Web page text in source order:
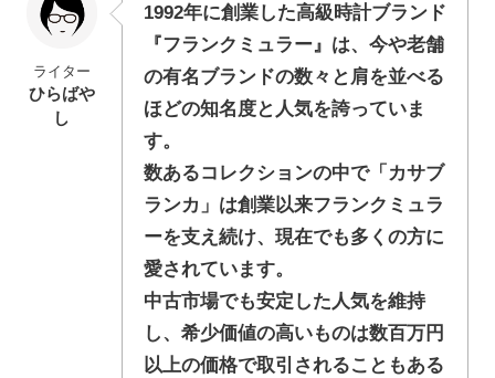
ライター
ひらばや
し
1992年に創業した高級時計ブランド
『フランクミュラー』は、今や老舗
の有名ブランドの数々と肩を並べる
ほどの知名度と人気を誇っていま
す。
数あるコレクションの中で「カサブ
ランカ」は創業以来フランクミュラ
ーを支え続け、現在でも多くの方に
愛されています。
中古市場でも安定した人気を維持
し、希少価値の高いものは数百万円
以上の価格で取引されることもある